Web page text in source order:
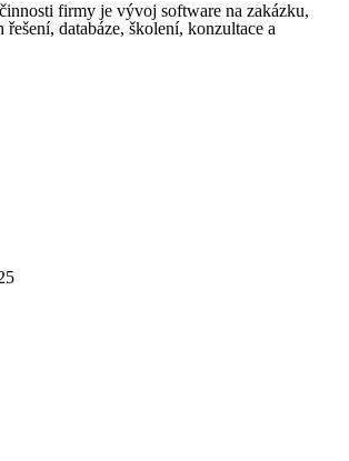
firmy je vývoj software na zakázku,
databáze, školení, konzultace a